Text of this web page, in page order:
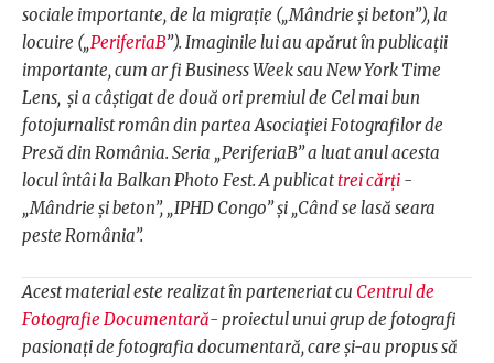
sociale importante, de la migrație („Mândrie și beton”), la
locuire („PeriferiaB”). Imaginile lui au apărut în publicații
importante, cum ar fi Business Week sau New York Time
Lens, și a câștigat de două ori premiul de Cel mai bun
fotojurnalist român din partea Asociației Fotografilor de
Presă din România. Seria „PeriferiaB” a luat anul acesta
locul întâi la Balkan Photo Fest. A publicattrei cărți -
„Mândrie și beton”, „IPHD Congo” și „Când se lasă seara
peste România”.
Acest material este realizat în parteneriat cu Centrul de
Fotografie Documentară- proiectul unui grup de fotografi
pasionați de fotografia documentară, care și-au propus să